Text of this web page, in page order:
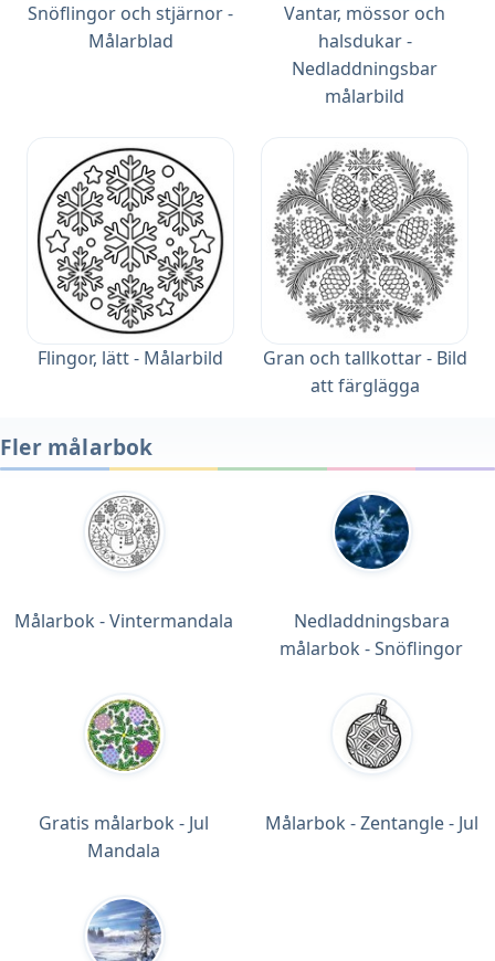
Snöflingor och stjärnor -
Målarblad
Vantar, mössor och
halsdukar -
Nedladdningsbar
målarbild
Flingor, lätt - Målarbild
Gran och tallkottar - Bild
att färglägga
Fler målarbok
Målarbok - Vintermandala
Nedladdningsbara
målarbok - Snöflingor
Gratis målarbok - Jul
Mandala
Målarbok - Zentangle - Jul